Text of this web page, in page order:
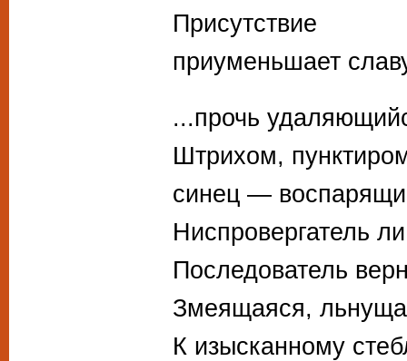
Присутствие
приуменьшает
...прочь
Штрихом,
синец —
Ниспровергатель
Последователь
Змеящаяся,
К изысканному